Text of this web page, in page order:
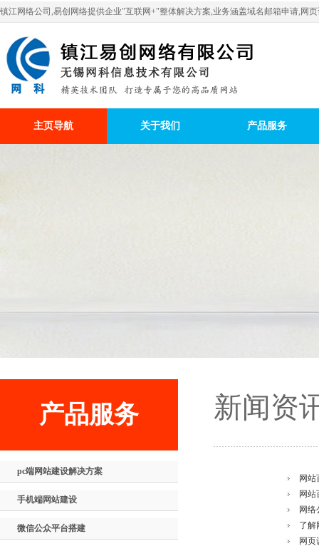
镇江网络公司,易创网络提供企业"互联网+"整体解决方案,业务涵盖域名邮箱申请,网
主页导航 关于我们 产品服务
产品服务
pc端网站建设解决方案
手机端网站建设
微信公众平台搭建
新闻资
网站
网站
网
了解
网